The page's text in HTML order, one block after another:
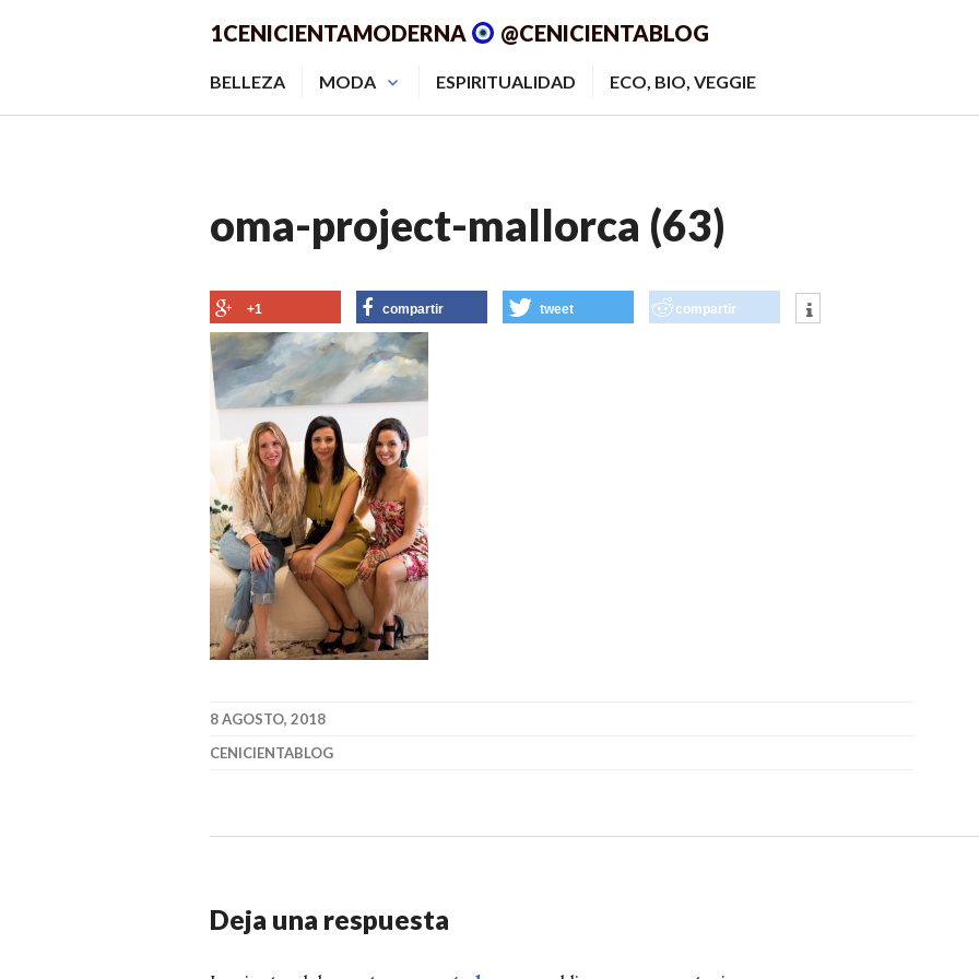
1CENICIENTAMODERNA @CENICIENTABLOG
BELLEZA MODA ESPIRITUALIDAD ECO, BIO, VEGGIE
oma-project-mallorca (63)
+1 compartir tweet compartir
8 AGOSTO, 2018
CENICIENTABLOG
Deja una respuesta